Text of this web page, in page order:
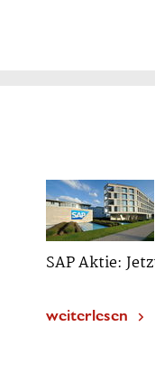
SAP Aktie:
weiterlesen